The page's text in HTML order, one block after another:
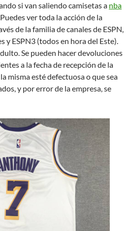
si van saliendo camisetas a nba
ver toda la acción de la
de la familia de canales de ESPN,
y ESPN3 (todos en hora del Este).
Se pueden hacer devoluciones
a la fecha de recepción de la
misma esté defectuosa o que sea
y por error de la empresa, se